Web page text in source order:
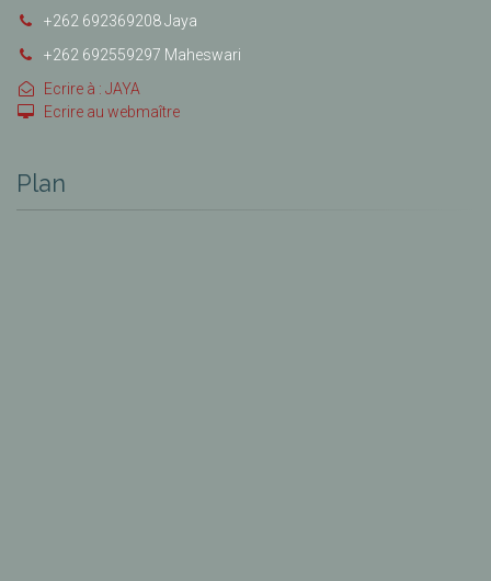
+262 692369208 Jaya
+262 692559297 Maheswari
Ecrire à : JAYA
Ecrire au webmaître
Plan